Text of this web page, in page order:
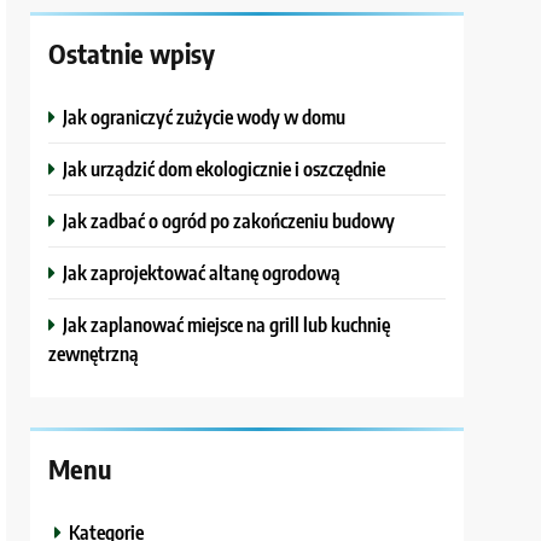
Ostatnie wpisy
Jak ograniczyć zużycie wody w domu
Jak urządzić dom ekologicznie i oszczędnie
Jak zadbać o ogród po zakończeniu budowy
Jak zaprojektować altanę ogrodową
Jak zaplanować miejsce na grill lub kuchnię
zewnętrzną
Menu
Kategorie